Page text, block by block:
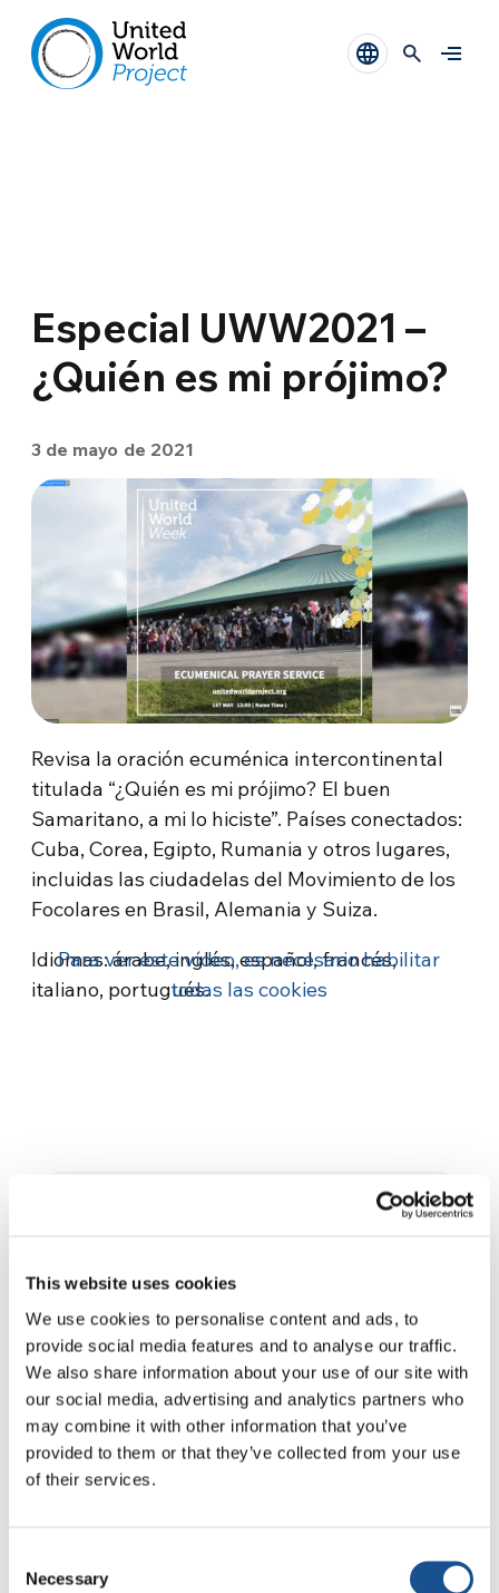
This website uses cookies
We use cookies to personalise content and ads, to
provide social media features and to analyse our traffic.
We also share information about your use of our site with
our social media, advertising and analytics partners who
may combine it with other information that you’ve
provided to them or that they’ve collected from your use
of their services.
Selection
Necessary
Especial UWW2021 –
¿Quién es mi prójimo?
3 de mayo de 2021
Revisa la oración ecuménica intercontinental
titulada “¿Quién es mi prójimo? El buen
Samaritano, a mi lo hiciste”. Países conectados:
Cuba, Corea, Egipto, Rumania y otros lugares,
incluidas las ciudadelas del Movimiento de los
Focolares en Brasil, Alemania y Suiza.
Idiomas: árabe, inglés, español, francés,
italiano, portugués.
Para ver este vídeo, es necesario habilitar
todas las cookies
La Odisea, de Christopher
Nolan: Ulises y la necesidad
de un nuevo amanecer
5 de agosto de 2026
Tres historias de ecología,
deporte y salud en
Sudamérica
30 de julio de 2026
himno a la paz desde Florencia